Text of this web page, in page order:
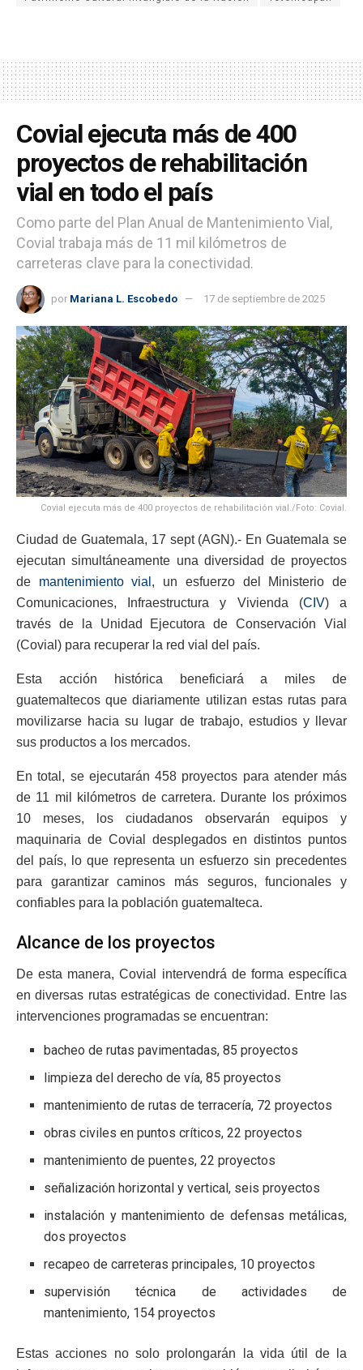
Covial ejecuta más de 400
proyectos de rehabilitación
vial en todo el país
Como parte del Plan Anual de Mantenimiento Vial,
Covial trabaja más de 11 mil kilómetros de
carreteras clave para la conectividad.
por Mariana L. Escobedo 17 de septiembre de 2025
Covial ejecuta más de 400 proyectos de rehabilitación vial./Foto: Covial.
Ciudad de Guatemala, 17 sept (AGN).- En Guatemala se
ejecutan simultáneamente una diversidad de proyectos
de mantenimiento vial , un esfuerzo del Ministerio de
Comunicaciones, Infraestructura y Vivienda (CIV) a
través de la Unidad Ejecutora de Conservación Vial
(Covial) para recuperar la red vial del país.
Esta acción histórica beneficiará a miles de
guatemaltecos que diariamente utilizan estas rutas para
movilizarse hacia su lugar de trabajo, estudios y llevar
sus productos a los mercados.
En total, se ejecutarán 458 proyectos para atender más
de 11 mil kilómetros de carretera. Durante los próximos
10 meses, los ciudadanos observarán equipos y
maquinaria de Covial desplegados en distintos puntos
del país, lo que representa un esfuerzo sin precedentes
para garantizar caminos más seguros, funcionales y
confiables para la población guatemalteca.
Alcance de los proyectos
De esta manera, Covial intervendrá de forma específica
en diversas rutas estratégicas de conectividad. Entre las
intervenciones programadas se encuentran:
bacheo de rutas pavimentadas, 85 proyectos
limpieza del derecho de vía, 85 proyectos
mantenimiento de rutas de terracería, 72 proyectos
obras civiles en puntos críticos, 22 proyectos
mantenimiento de puentes, 22 proyectos
señalización horizontal y vertical, seis proyectos
instalación y mantenimiento de defensas metálicas,
dos proyectos
recapeo de carreteras principales, 10 proyectos
supervisión técnica de actividades de
mantenimiento, 154 proyectos
Estas acciones no solo prolongarán la vida útil de la